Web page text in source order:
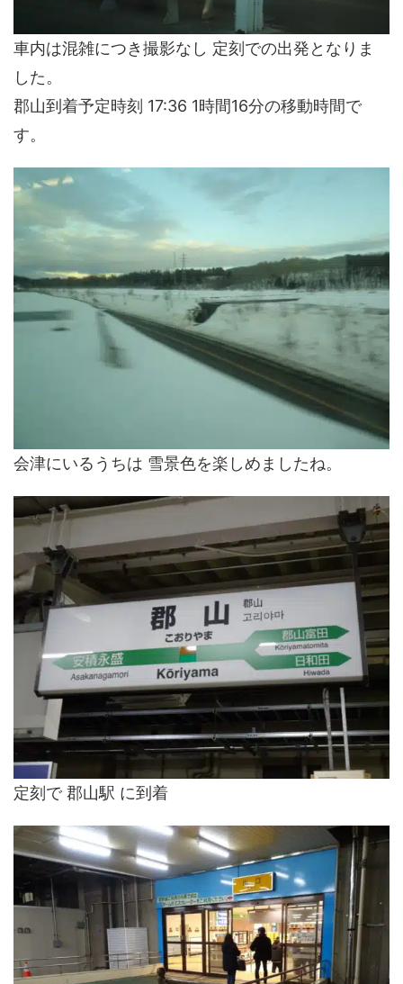
車内は混雑につき撮影なし 定刻での出発となりま
した。
郡山到着予定時刻 17:36 1時間16分の移動時間で
す。
会津にいるうちは 雪景色を楽しめましたね。
定刻で 郡山駅 に到着